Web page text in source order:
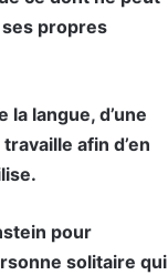
propres
langue, d’une
afin d’en
pour
solitaire qui